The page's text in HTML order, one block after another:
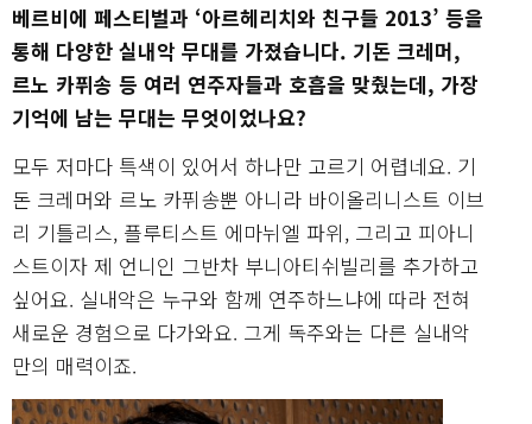
베르비에 페스티벌과 ‘아르헤리치와 친구들 2013’ 등을
통해 다양한 실내악 무대를 가졌습니다. 기돈 크레머,
르노 카퓌송 등 여러 연주자들과 호흡을 맞췄는데, 가장
기억에 남는 무대는 무엇이었나요?
모두 저마다 특색이 있어서 하나만 고르기 어렵네요. 기
돈 크레머와 르노 카퓌송뿐 아니라 바이올리니스트 이브
리 기틀리스, 플루티스트 에마뉘엘 파위, 그리고 피아니
스트이자 제 언니인 그반차 부니아티쉬빌리를 추가하고
싶어요. 실내악은 누구와 함께 연주하느냐에 따라 전혀
새로운 경험으로 다가와요. 그게 독주와는 다른 실내악
만의 매력이죠.